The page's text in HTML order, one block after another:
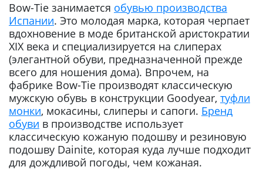
Bow-Tie занимается обувью производства
Испании. Это молодая марка, которая черпает
вдохновение в моде британской аристократии
XIX века и специализируется на слиперах
(элегантной обуви, предназначенной прежде
всего для ношения дома). Впрочем, на
фабрике Bow-Tie производят классическую
мужскую обувь в конструкции Goodyear, туфли
монки, мокасины, слиперы и сапоги. Бренд
обуви в производстве использует
классическую кожаную подошву и резиновую
подошву Dainite, которая куда лучше подходит
для дождливой погоды, чем кожаная.